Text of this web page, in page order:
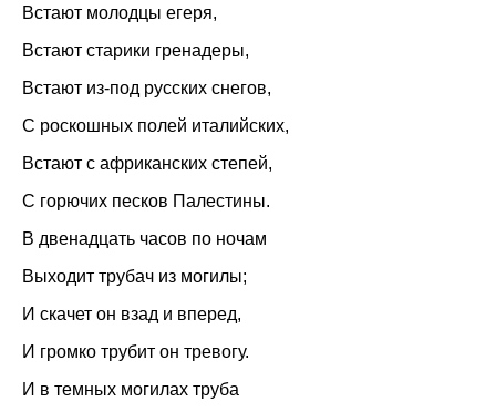
Встают молодцы егеря,
Встают старики гренадеры,
Встают из-под русских снегов,
С роскошных полей италийских,
Встают с африканских степей,
С горючих песков Палестины.
В двенадцать часов по ночам
Выходит трубач из могилы;
И скачет он взад и вперед,
И громко трубит он тревогу.
И в темных могилах труба